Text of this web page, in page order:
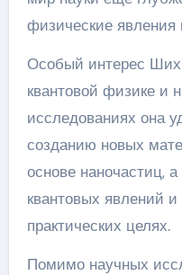
физические явления
Особый интерес
квантовой физике и
исследованиях она
созданию новых
основе наночастиц,
квантовых явлений
практических целях.
Помимо научных